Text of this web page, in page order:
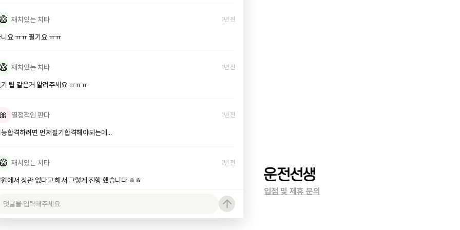
재치있는 치타 1년 전
요 ㅠㅠ 필기요 ㅠㅠ
재치있는 치타 1년 전
팁 같은거 알려주세요 ㅠㅠㅠ
열정적인 판다 1년 전
합격하려면 먼저필기합격해야되는데...
재치있는 치타 1년 전
에서 상관 없다고 해서 그렇게 진행 했습니다 ㅎㅎ
입점 및 제휴 문의